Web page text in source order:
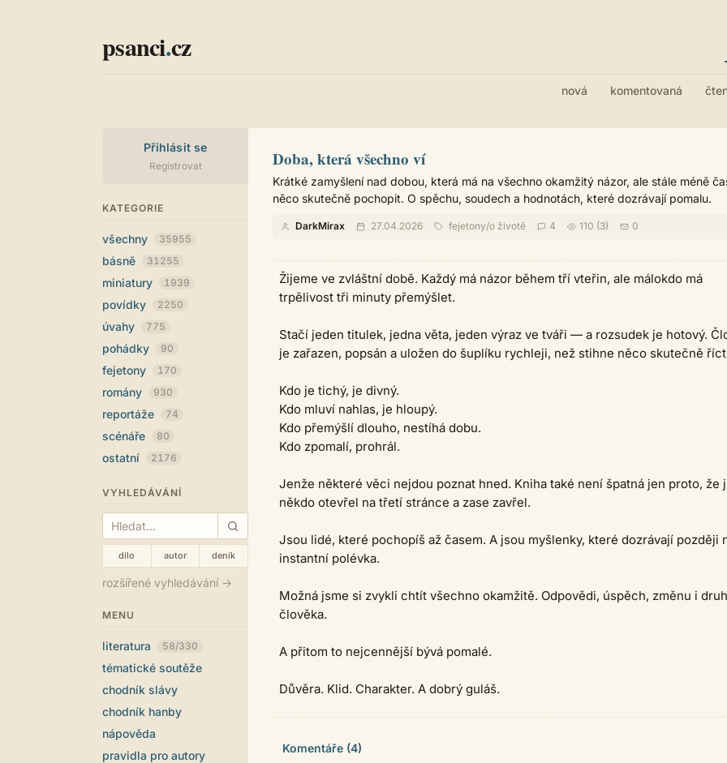
psanci.cz
nová komentovaná
Přihlásit se
Registrovat
KATEGORIE
všechny 35955
básně 31255
miniatury 1939
povídky 2250
úvahy 775
pohádky 90
fejetony 170
romány 930
reportáže 74
scénáře 80
ostatní 2176
VYHLEDÁVÁNÍ
dílo autor deník
rozšířené vyhledávání →
MENU
literatura 58/330
tématické soutěže
chodník slávy
chodník hanby
nápověda
pravidla pro autory
Doba, která všechno ví
Krátké zamyšlení nad dobou, která má na všechno okamžitý názor, ale stále méně
něco skutečně pochopit. O spěchu, soudech a hodnotách, které dozrávají pomalu.
DarkMirax 27.04.2026 fejetony/o životě 4 110 (3) 0
Žijeme ve zvláštní době. Každý má názor během tří vteřin, ale málokdo má
trpělivost tři minuty přemýšlet.
Stačí jeden titulek, jedna věta, jeden výraz ve tváři — a rozsudek je hotový.
je zařazen, popsán a uložen do šuplíku rychleji, než stihne něco skutečně
Kdo je tichý, je divný.
Kdo mluví nahlas, je hloupý.
Kdo přemýšlí dlouho, nestíhá dobu.
Kdo zpomalí, prohrál.
Jenže některé věci nejdou poznat hned. Kniha také není špatná jen proto, že
někdo otevřel na třetí stránce a zase zavřel.
Jsou lidé, které pochopíš až časem. A jsou myšlenky, které dozrávají později
instantní polévka.
Možná jsme si zvykli chtít všechno okamžitě. Odpovědi, úspěch, změnu i
člověka.
A přitom to nejcennější bývá pomalé.
Důvěra. Klid. Charakter. A dobrý guláš.
Komentáře (4)